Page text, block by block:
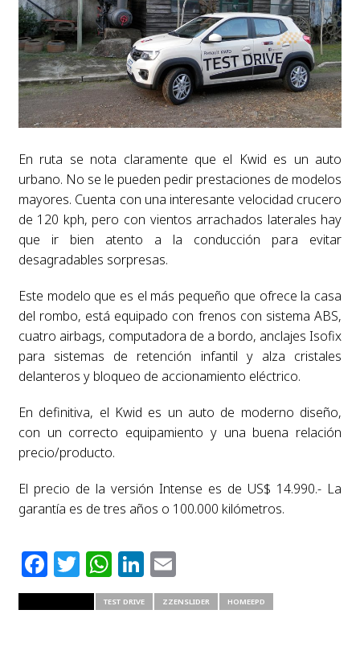
En ruta se nota claramente que el Kwid es un auto
urbano. No se le pueden pedir prestaciones de modelos
mayores. Cuenta con una interesante velocidad crucero
de 120 kph, pero con vientos arrachados laterales hay
que ir bien atento a la conducción para evitar
desagradables sorpresas.
Este modelo que es el más pequeño que ofrece la casa
del rombo, está equipado con frenos con sistema ABS,
cuatro airbags, computadora de a bordo, anclajes Isofix
para sistemas de retención infantil y alza cristales
delanteros y bloqueo de accionamiento eléctrico.
En definitiva, el Kwid es un auto de moderno diseño,
con un correcto equipamiento y una buena relación
precio/producto.
El precio de la versión Intense es de US$ 14.990.- La
garantía es de tres años o 100.000 kilómetros.
Facebook
Twitter
WhatsApp
LinkedIn
Email
TEST DRIVE ZZENSLIDER HOMEEPD